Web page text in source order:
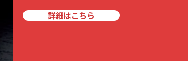
詳細はこちら